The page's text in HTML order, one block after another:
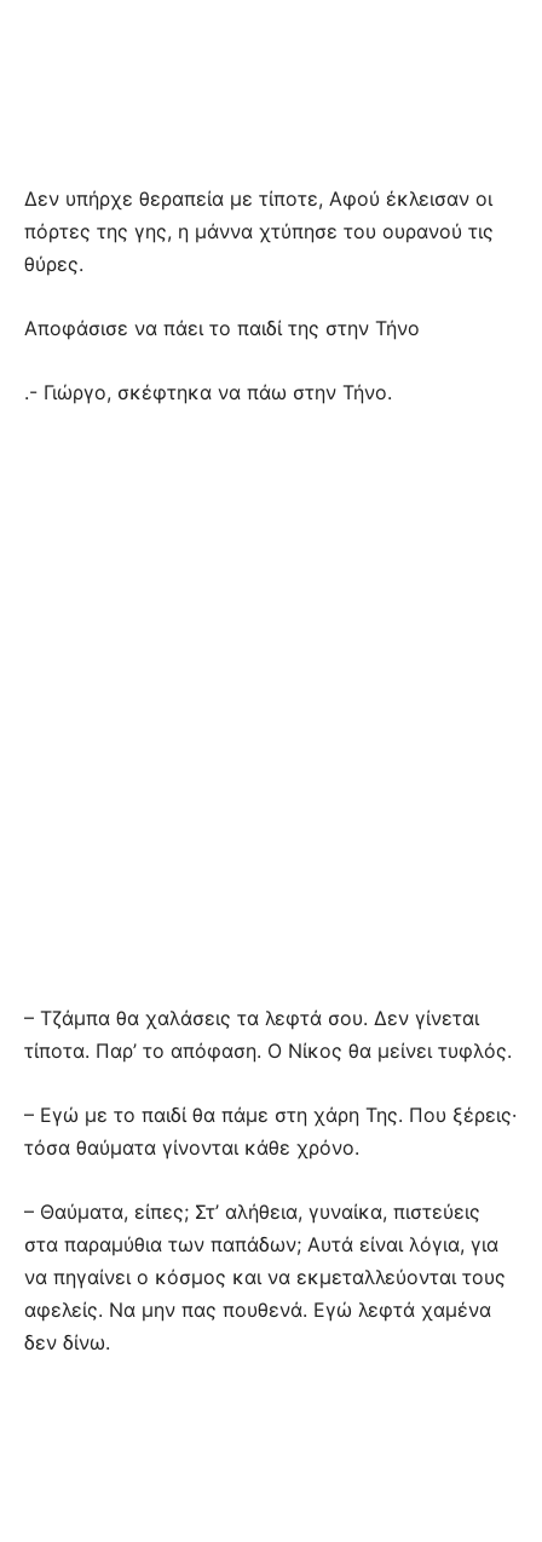
Δεν υπήρχε θεραπεία με τίποτε, Αφού έκλεισαν οι
πόρτες της γης, η μάννα χτύπησε του ουρανού τις
θύρες.
Αποφάσισε να πάει το παιδί της στην Τήνο
.- Γιώργο, σκέφτηκα να πάω στην Τήνο.
– Τζάμπα θα χαλάσεις τα λεφτά σου. Δεν γίνεται
τίποτα. Παρ’ το απόφαση. Ο Νίκος θα μείνει τυφλός.
– Εγώ με το παιδί θα πάμε στη χάρη Της. Που ξέρεις·
τόσα θαύματα γίνονται κάθε χρόνο.
– Θαύματα, είπες; Στ’ αλήθεια, γυναίκα, πιστεύεις
στα παραμύθια των παπάδων; Αυτά είναι λόγια, για
να πηγαίνει ο κόσμος και να εκμεταλλεύονται τους
αφελείς. Να μην πας πουθενά. Εγώ λεφτά χαμένα
δεν δίνω.